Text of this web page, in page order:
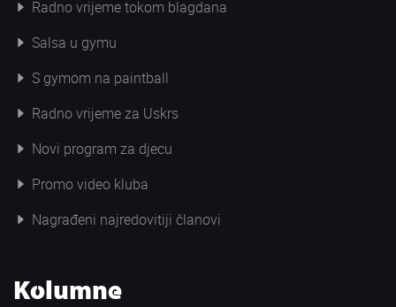
Radno vrijeme tokom blagdana
Salsa u gymu
S gymom na paintball
Radno vrijeme za Uskrs
Novi program za djecu
Promo video kluba
Nagrađeni najredovitiji članovi
Kolumne